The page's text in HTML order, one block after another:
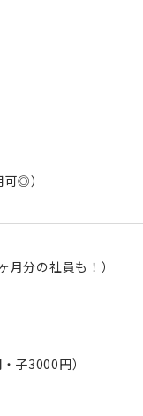
◎）
分の社員も！）
子3000円）